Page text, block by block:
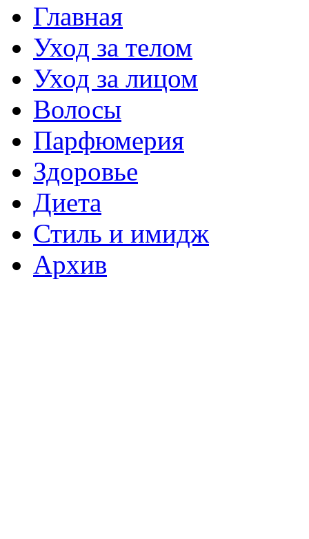
Главная
Уход за телом
Уход за лицом
Волосы
Парфюмерия
Здоровье
Диета
Стиль и имидж
Архив